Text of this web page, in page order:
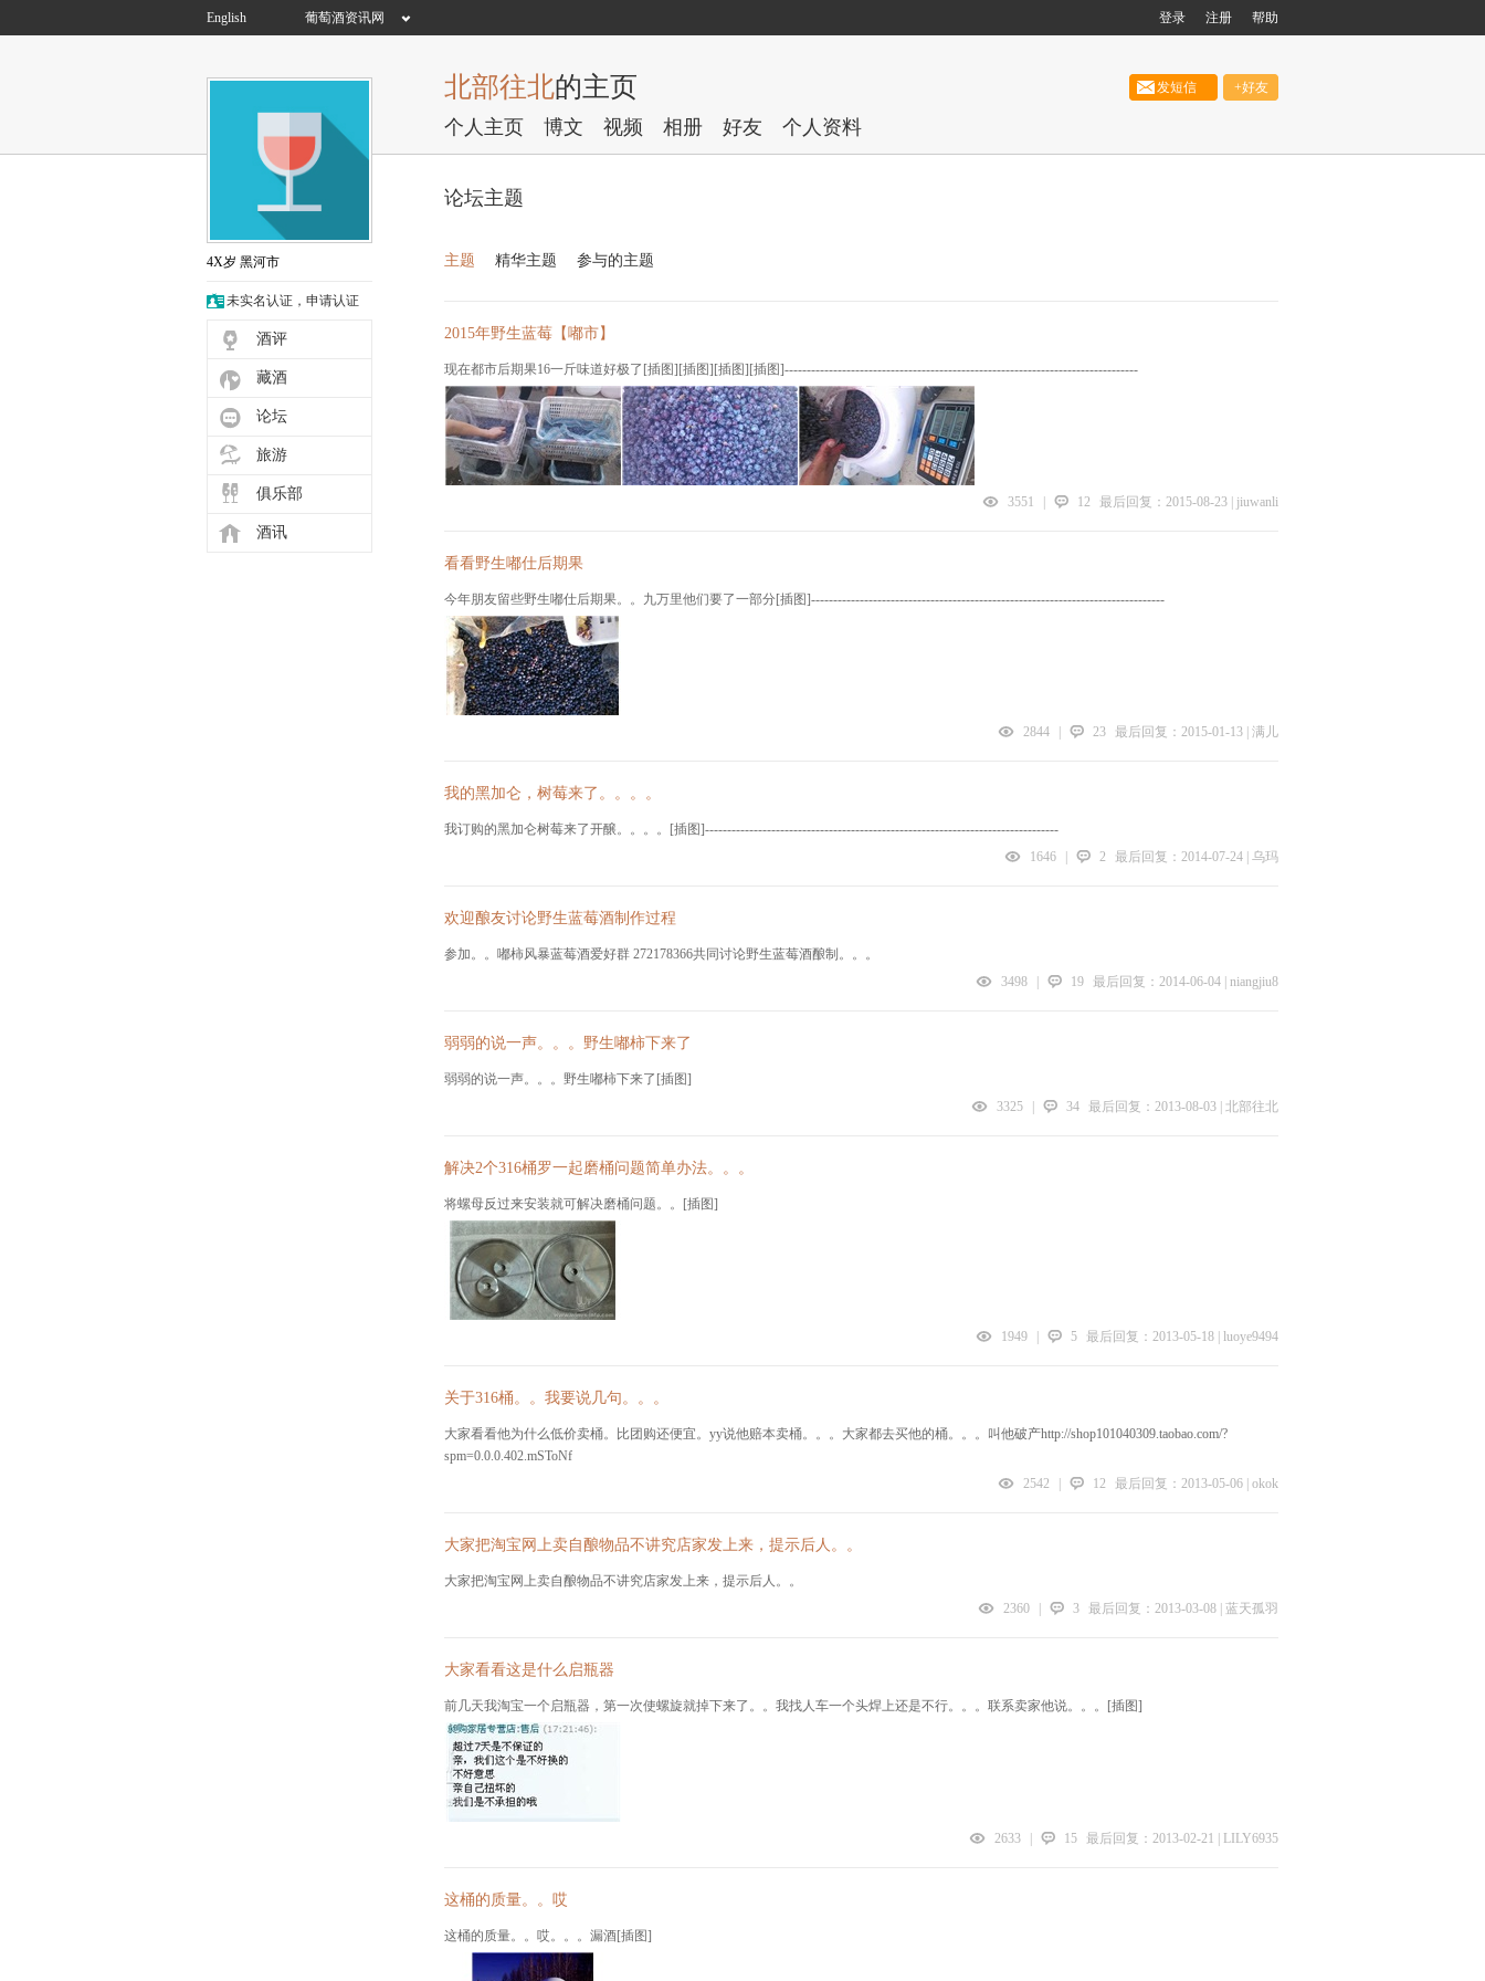
English 葡萄酒资讯网 帮助
注册
登录
北部往北的主页
个人主页 博文 视频 相册 好友 个人资料
发短信 +好友
4X岁 黑河市
未实名认证，申请认证
酒评
藏酒
论坛
旅游
俱乐部
酒讯
论坛主题
主题 精华主题 参与的主题
2015年野生蓝莓【嘟市】
现在都市后期果16一斤味道好极了[插图][插图][插图][插图]--------------------------------------------------------------------------------
最后回复：2015-08-23 | jiuwanli
12
3551
看看野生嘟仕后期果
今年朋友留些野生嘟仕后期果。。九万里他们要了一部分[插图]--------------------------------------------------------------------------------
最后回复：2015-01-13 | 满儿
23
2844
我的黑加仑，树莓来了。。。。
我订购的黑加仑树莓来了开醸。。。。[插图]--------------------------------------------------------------------------------
最后回复：2014-07-24 | 乌玛
2
1646
欢迎酿友讨论野生蓝莓酒制作过程
参加。。嘟柿风暴蓝莓酒爱好群 272178366共同讨论野生蓝莓酒酿制。。。
最后回复：2014-06-04 | niangjiu8
19
3498
弱弱的说一声。。。野生嘟柿下来了
弱弱的说一声。。。野生嘟柿下来了[插图]
最后回复：2013-08-03 | 北部往北
34
3325
解决2个316桶罗一起磨桶问题简单办法。。。
将螺母反过来安装就可解决磨桶问题。。[插图]
最后回复：2013-05-18 | luoye9494
5
1949
关于316桶。。我要说几句。。。
大家看看他为什么低价卖桶。比团购还便宜。yy说他赔本卖桶。。。大家都去买他的桶。。。叫他破产http://shop101040309.taobao.com/?
spm=0.0.0.402.mSToNf
最后回复：2013-05-06 | okok
12
2542
大家把淘宝网上卖自酿物品不讲究店家发上来，提示后人。。
大家把淘宝网上卖自酿物品不讲究店家发上来，提示后人。。
最后回复：2013-03-08 | 蓝天孤羽
3
2360
大家看看这是什么启瓶器
前几天我淘宝一个启瓶器，第一次使螺旋就掉下来了。。我找人车一个头焊上还是不行。。。联系卖家他说。。。[插图]
最后回复：2013-02-21 | LILY6935
15
2633
这桶的质量。。哎
这桶的质量。。哎。。。漏酒[插图]